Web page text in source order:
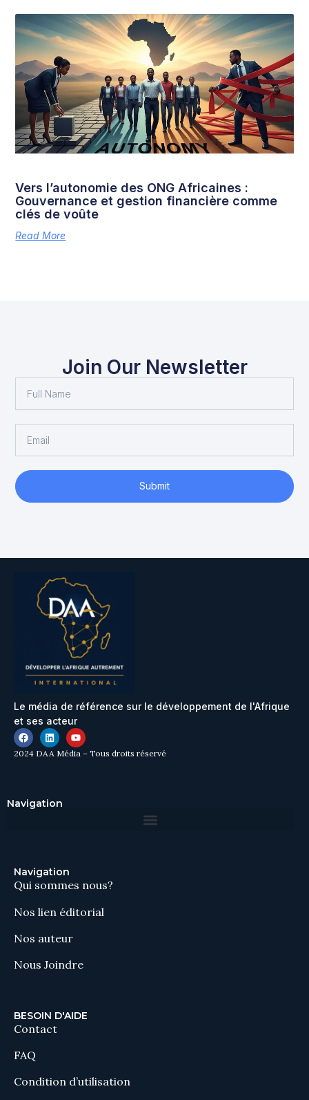
Vers l’autonomie des ONG Africaines :
Gouvernance et gestion financière comme
clés de voûte
Read More
Join Our Newsletter
Submit
Le média de référence sur le développement de l'Afrique
et ses acteur
2024 DAA Média – Tous droits réservé
Navigation
Navigation
Qui sommes nous?
Nos lien éditorial
Nos auteur
Nous Joindre
BESOIN D'AIDE
Contact
FAQ
Condition d’utilisation